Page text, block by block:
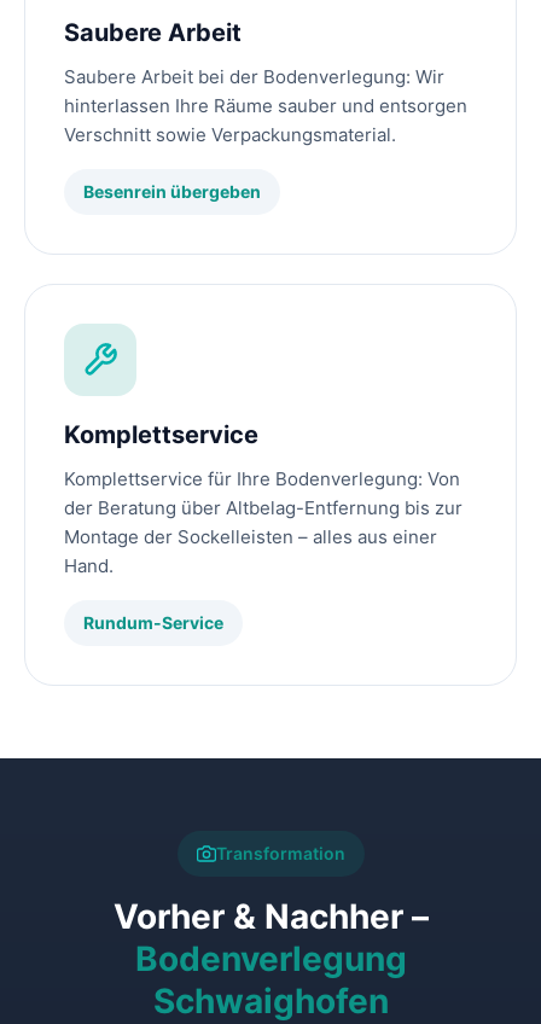
Saubere Arbeit
Saubere Arbeit bei der Bodenverlegung: Wir
hinterlassen Ihre Räume sauber und entsorgen
Verschnitt sowie Verpackungsmaterial.
Besenrein übergeben
Komplettservice
Komplettservice für Ihre Bodenverlegung: Von
der Beratung über Altbelag-Entfernung bis zur
Montage der Sockelleisten – alles aus einer
Hand.
Rundum-Service
Transformation
Vorher & Nachher –
Bodenverlegung
Schwaighofen